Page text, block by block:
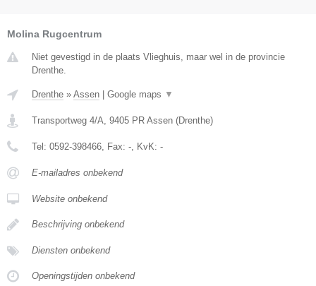
Molina Rugcentrum
Niet gevestigd in de plaats Vlieghuis, maar wel in de provincie
Drenthe.
Drenthe » Assen Google maps ▼
Transportweg 4/A 9405 PR Assen (Drenthe)
Tel: 0592-398466 , Fax: - , KvK: -
E-mailadres onbekend
Website onbekend
Beschrijving onbekend
Diensten onbekend
Openingstijden onbekend